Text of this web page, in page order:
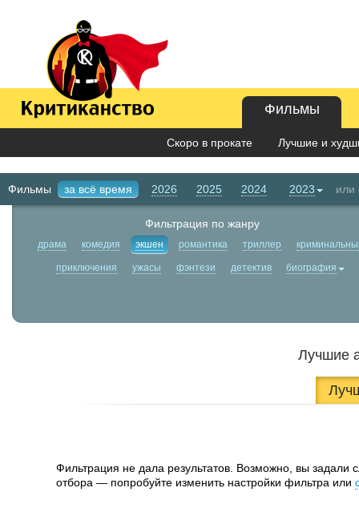
Фильмы
Скоро в прокате Лучшие и
Фильмы за всё время 2026 2025 2024 2023
Фильтрация по жанру
драма комедия экшен романтика триллер
приключения ужасы фэнтези детектив биография
Лучшие
Фильтрация не дала результатов. Возможно, вы задали
отбора — попробуйте изменить настройки фильтра или